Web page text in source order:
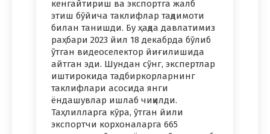
кенгайтириш ва экспортга жалб
этиш бўйича таклифлар тақдимоти
билан танишди. Бу ҳақда давлатимиз
раҳбари 2023 йил 18 декабрда бўлиб
ўтган видеоселектор йиғилишида
айтган эди. Шундан сўнг, экспертлар
иштирокида тадбиркорларнинг
таклифлари асосида янги
ёндашувлар ишлаб чиқилди.
Таҳлилларга кўра, ўтган йили
экспортчи корхоналарга 665